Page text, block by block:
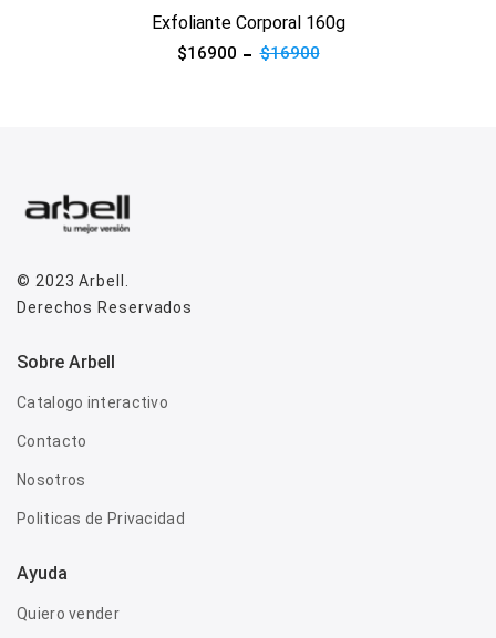
Exfoliante Corporal 160g
$16900 $16900
© 2023Arbell
Derechos Reservados
Sobre Arbell
Catalogo interactivo
Contacto
Nosotros
Politicas de Privacidad
Ayuda
Quiero vender